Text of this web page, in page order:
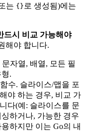
는 {} 로 생성됨)에는
드시 비교 가능해야
해야 합니다.
자열, 배열, 모든 필
.
수. 슬라이스/맵을 포
야 하는 경우, 비교 가
다(예: 슬라이스를 문
하거나, 가능한 경우
하지만 이는 Go의 내